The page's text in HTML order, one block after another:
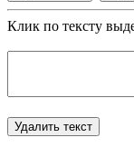
Клик по тексту